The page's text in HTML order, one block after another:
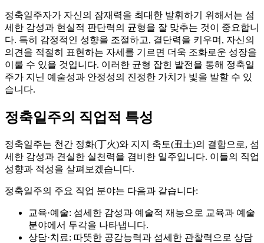
정축일주자가 자신의 잠재력을 최대한 발휘하기 위해서는 섬
세한 감성과 현실적 판단력의 균형을 잘 맞추는 것이 중요합니
다. 특히 감정적인 성향을 조절하고, 결단력을 키우며, 자신의
의견을 적절히 표현하는 자세를 기르면 더욱 조화로운 성장을
이룰 수 있을 것입니다. 이러한 균형 잡힌 발전을 통해 정축일
주가 지닌 예술성과 안정성의 진정한 가치가 빛을 발할 수 있
습니다.
정축일주의 직업적 특성
정축일주는 천간 정화(丁火)와 지지 축토(丑土)의 결합으로, 섬
세한 감성과 견실한 실천력을 겸비한 일주입니다. 이들의 직업
성향과 적성을 살펴보겠습니다.
정축일주의 주요 직업 분야는 다음과 같습니다:
교육·예술: 섬세한 감성과 예술적 재능으로 교육과 예술
분야에서 두각을 나타냅니다.
상담·치료: 따뜻한 공감능력과 섬세한 관찰력으로 상담